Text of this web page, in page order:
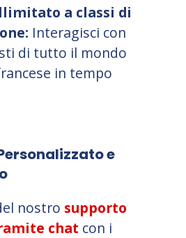
a classi di
Interagisci con
di tutto il mondo
in tempo
e
nostro supporto
chat con i